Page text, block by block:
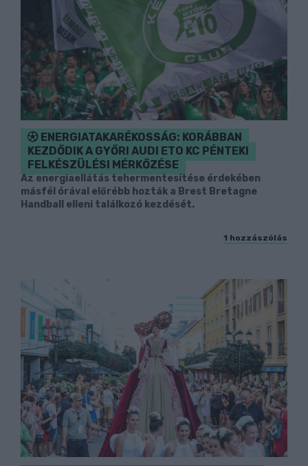
ENERGIATAKARÉKOSSÁG: KORÁBBAN
KEZDŐDIK A GYŐRI AUDI ETO KC PÉNTEKI
FELKÉSZÜLÉSI MÉRKŐZÉSE
Az energiaellátás tehermentesítése érdekében
másfél órával előrébb hozták a Brest Bretagne
Handball elleni találkozó kezdését.
1 hozzászólás